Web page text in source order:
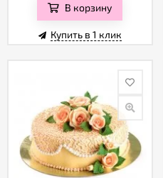
В корзину
Купить в 1 клик